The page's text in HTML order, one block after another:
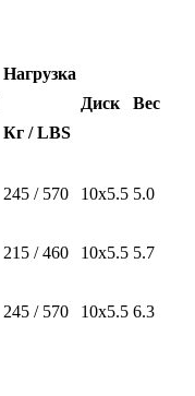
Нагрузка
Диск
Вес
Кг / LBS
245 / 570 10х5.5 5.0
215 / 460 10х5.5 5.7
245 / 570 10х5.5 6.3